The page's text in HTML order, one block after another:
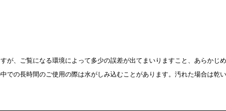
が、ご覧になる環境によって多少の誤差が出てまいりますこと、あらかじめ
での長時間のご使用の際は水がしみ込むことがあります。汚れた場合は乾い